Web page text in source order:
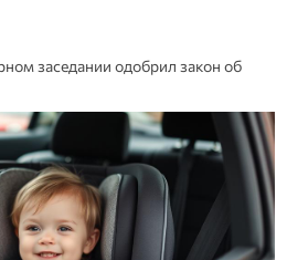
заседании одобрил закон об